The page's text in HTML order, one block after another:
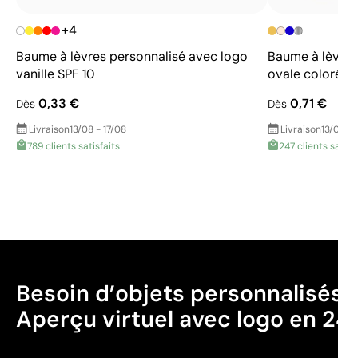
+4
Baume à lèvres personnalisé avec logo
vanille SPF 10
Dès 0,33 €
Livraison13/08 - 17/08
789 clients satisfaits
Baume à
ovale
Dès0,71 €
Livraison13/
247 clients
Besoin d’objets
Aperçu virtuel avec logo en